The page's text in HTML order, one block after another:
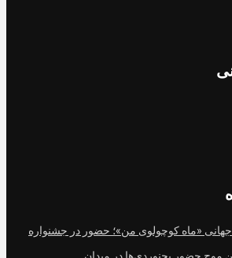
«ماه کوچولوی من»؛ حضور در جشنواره